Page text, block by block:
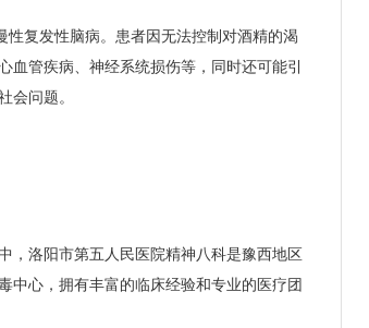
性复发性脑病。患者因无法控制对酒精的渴
管疾病、神经系统损伤等，同时还可能引
会问题。
，洛阳市第五人民医院精神八科是豫西地区
中心，拥有丰富的临床经验和专业的医疗团